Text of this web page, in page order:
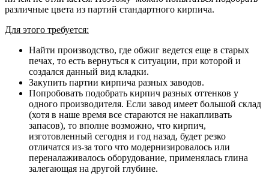
различные цвета из партий стандартного кирпича.
Для этого требуется:
Найти производство, где обжиг ведется еще в старых
печах, то есть вернуться к ситуации, при которой и
создался данный вид кладки.
Закупить партии кирпича разных заводов.
Попробовать подобрать кирпич разных оттенков у
одного производителя. Если завод имеет большой склад
(хотя в наше время все стараются не накапливать
запасов), то вполне возможно, что кирпич,
изготовленный сегодня и год назад, будет резко
отличатся из-за того что модернизировалось или
переналаживалось оборудование, применялась глина
залегающая на другой глубине.